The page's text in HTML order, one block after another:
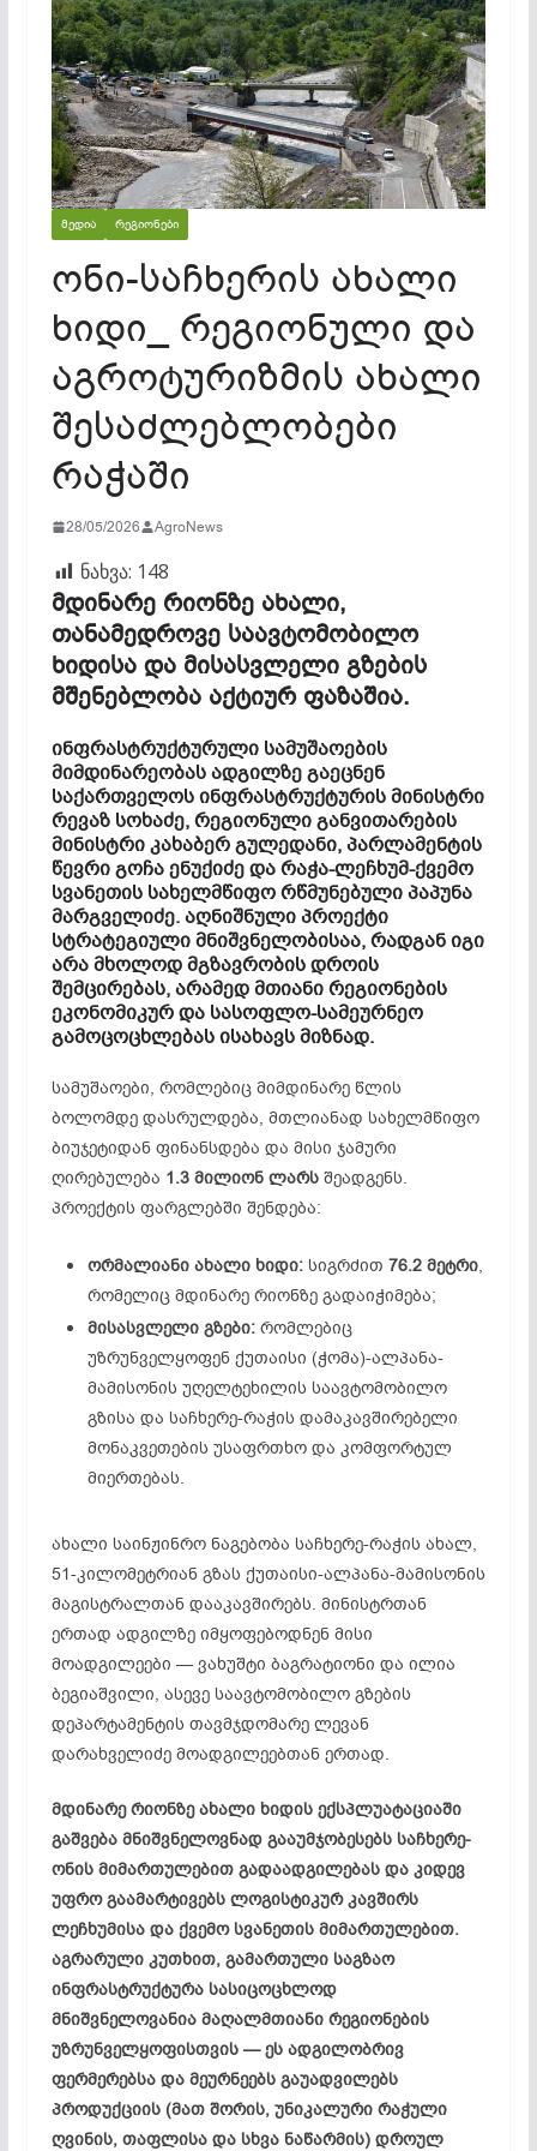
ᲛᲔᲓᲘᲐ ᲠᲔᲒᲘᲝᲜᲔᲑᲘ
ონი-საჩხერის ახალი
ხიდი_ რეგიონული და
აგროტურიზმის ახალი
შესაძლებლობები
რაჭაში
28/05/2026 AgroNews
ნახვა: 148
მდინარე რიონზე ახალი,
თანამედროვე საავტომობილო
ხიდისა და მისასვლელი გზების
მშენებლობა აქტიურ ფაზაშია.
ინფრასტრუქტურული სამუშაოების
მიმდინარეობას ადგილზე გაეცნენ
საქართველოს ინფრასტრუქტურის მინისტრი
რევაზ სოხაძე, რეგიონული განვითარების
მინისტრი კახაბერ გულედანი, პარლამენტის
წევრი გოჩა ენუქიძე და რაჭა-ლეჩხუმ-ქვემო
სვანეთის სახელმწიფო რწმუნებული პაპუნა
მარგველიძე. აღნიშნული პროექტი
სტრატეგიული მნიშვნელობისაა, რადგან იგი
არა მხოლოდ მგზავრობის დროის
შემცირებას, არამედ მთიანი რეგიონების
ეკონომიკურ და სასოფლო-სამეურნეო
გამოცოცხლებას ისახავს მიზნად.
სამუშაოები, რომლებიც მიმდინარე წლის
ბოლომდე დასრულდება, მთლიანად სახელმწიფო
ბიუჯეტიდან ფინანსდება და მისი ჯამური
ღირებულება 1.3 მილიონ ლარსშეადგენს.
პროექტის ფარგლებში შენდება:
ორმალიანი ახალი ხიდი:სიგრძით 76.2 მეტრი,
რომელიც მდინარე რიონზე გადაიჭიმება;
მისასვლელი გზები:რომლებიც
უზრუნველყოფენ ქუთაისი (ჭომა)-ალპანა-
მამისონის უღელტეხილის საავტომობილო
გზისა და საჩხერე-რაჭის დამაკავშირებელი
მონაკვეთების უსაფრთხო და კომფორტულ
მიერთებას.
ახალი საინჟინრო ნაგებობა საჩხერე-რაჭის ახალ,
51-კილომეტრიან გზას ქუთაისი-ალპანა-მამისონის
მაგისტრალთან დააკავშირებს. მინისტრთან
ერთად ადგილზე იმყოფებოდნენ მისი
მოადგილეები — ვახუშტი ბაგრატიონი და ილია
ბეგიაშვილი, ასევე საავტომობილო გზების
დეპარტამენტის თავმჯდომარე ლევან
დარახველიძე მოადგილეებთან ერთად.
მდინარე რიონზე ახალი ხიდის ექსპლუატაციაში
გაშვება მნიშვნელოვნად გააუმჯობესებს საჩხერე-
ონის მიმართულებით გადაადგილებას და კიდევ
უფრო გაამარტივებს ლოგისტიკურ კავშირს
ლეჩხუმისა და ქვემო სვანეთის მიმართულებით.
აგრარული კუთხით, გამართული საგზაო
ინფრასტრუქტურა სასიცოცხლოდ
მნიშვნელოვანია მაღალმთიანი რეგიონების
უზრუნველყოფისთვის — ეს ადგილობრივ
ფერმერებსა და მეურნეებს გაუადვილებს
პროდუქციის (მათ შორის, უნიკალური რაჭული
ღვინის, თაფლისა და სხვა ნაწარმის) დროულ